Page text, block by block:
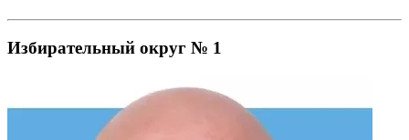
Избирательный округ № 1